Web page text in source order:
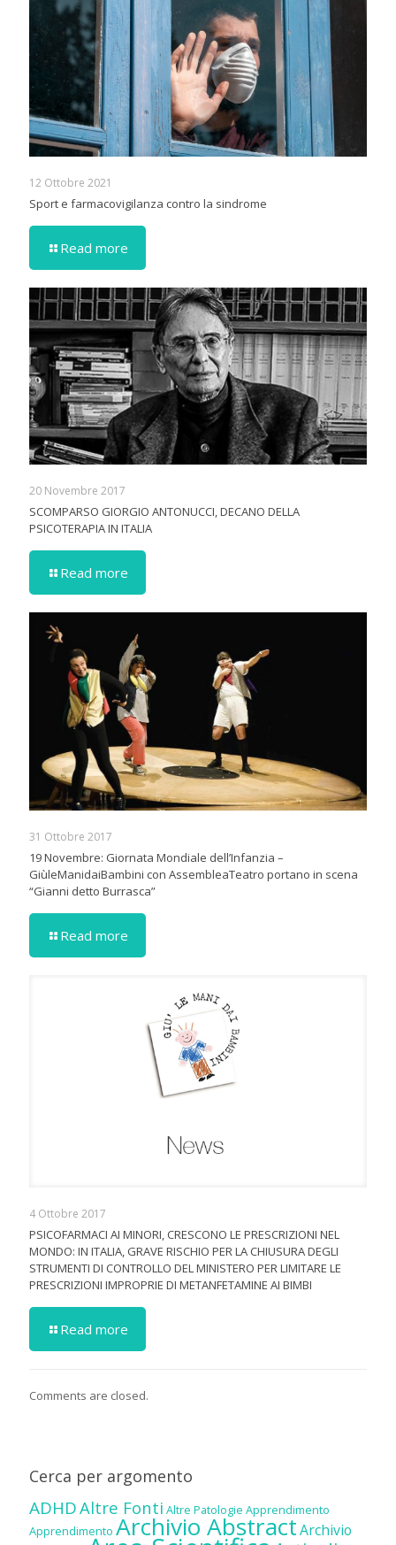
12 Ottobre 2021
Sport e farmacovigilanza contro la sindrome
Read more
20 Novembre 2017
SCOMPARSO GIORGIO ANTONUCCI, DECANO DELLA
PSICOTERAPIA IN ITALIA
Read more
31 Ottobre 2017
19 Novembre: Giornata Mondiale dell’Infanzia –
GiùleManidaiBambini con AssembleaTeatro portano in scena
“Gianni detto Burrasca”
Read more
4 Ottobre 2017
PSICOFARMACI AI MINORI, CRESCONO LE PRESCRIZIONI NEL
MONDO: IN ITALIA, GRAVE RISCHIO PER LA CHIUSURA DEGLI
STRUMENTI DI CONTROLLO DEL MINISTERO PER LIMITARE LE
PRESCRIZIONI IMPROPRIE DI METANFETAMINE AI BIMBI
Read more
Comments are closed.
Cerca per argomento
ADHDAltre Fonti Altre Patologie Apprendimento
Apprendimento Archivio AbstractArchivio